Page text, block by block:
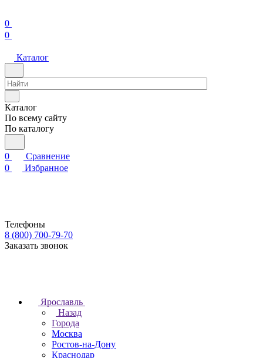
0
0
Каталог
Каталог
По всему сайту
По каталогу
0
Сравнение
0
Избранное
Телефоны
8 (800) 700-79-70
Заказать звонок
Ярославль
Назад
Города
Москва
Ростов-на-Дону
Краснодар